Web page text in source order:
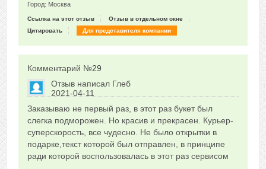
Город: Москва
Ссылка на этот отзыв
Отзыв в отдельном окне
Цитировать
Для представителя компании
Комментарий №29
Отзыв написал Глеб
2021-04-11
0
Сказать друзьям об отзыве
Заказываю не первый раз, в этот раз букет был
слегка подморожен. Но красив и прекрасен. Курьер-
суперскорость, все чудесно. Не было открытки в
подарке,текст которой был отправлен, в принципе
ради которой воспользовалась в этот раз сервисом